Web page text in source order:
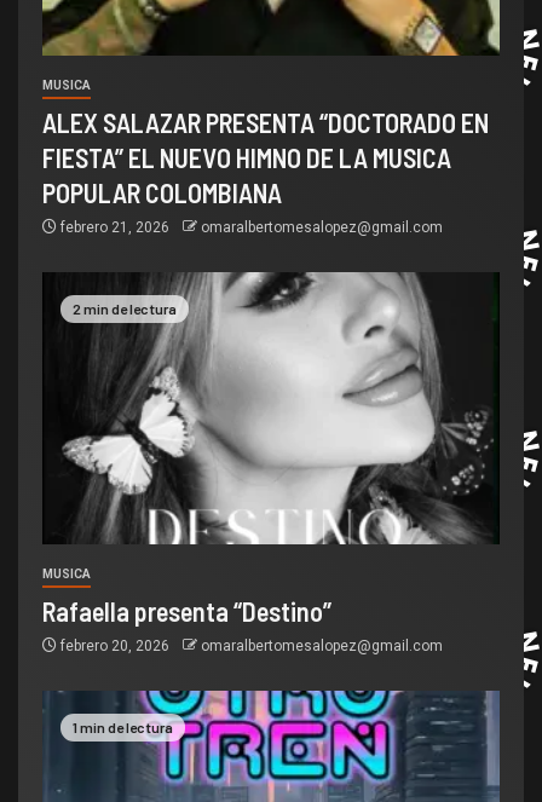
MUSICA
ALEX SALAZAR PRESENTA “DOCTORADO EN
FIESTA” EL NUEVO HIMNO DE LA MUSICA
POPULAR COLOMBIANA
febrero 21, 2026 omaralbertomesalopez@gmail.com
2 min de lectura
MUSICA
Rafaella presenta “Destino”
febrero 20, 2026 omaralbertomesalopez@gmail.com
1 min de lectura